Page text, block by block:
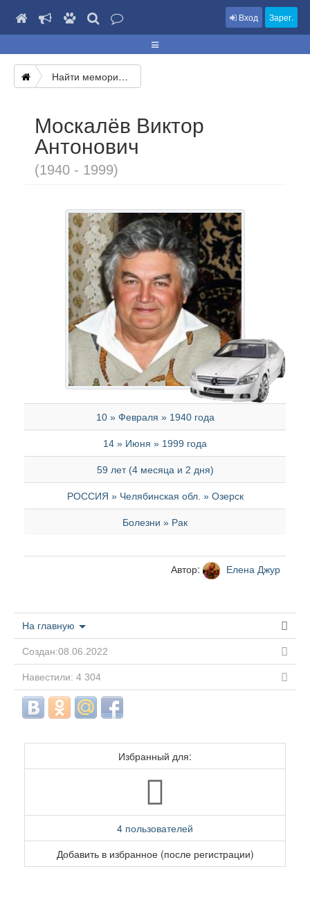
Вход Зарег.
Найти мемориал
Москалёв Виктор
Антонович
(1940 - 1999)
10 » Февраля » 1940 года
14 » Июня » 1999 года
59 лет (4 месяца и 2 дня)
РОССИЯ » Челябинская обл. » Озерск
Болезни » Рак
Автор: Елена Джур
На главную
Создан:08.06.2022
Навестили: 4 304
Избранный для:
4 пользователей
Добавить в избранное (после регистрации)